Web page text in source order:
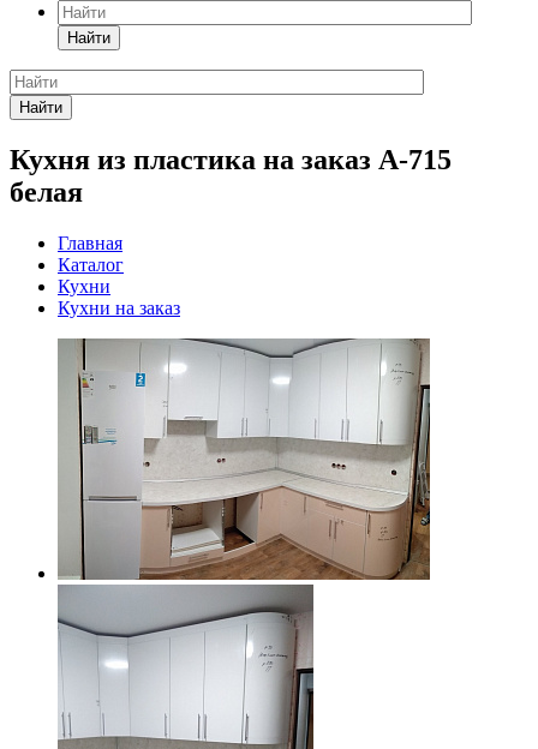
Найти
Найти
Кухня из пластика на заказ А-715
белая
Главная
Каталог
Кухни
Кухни на заказ